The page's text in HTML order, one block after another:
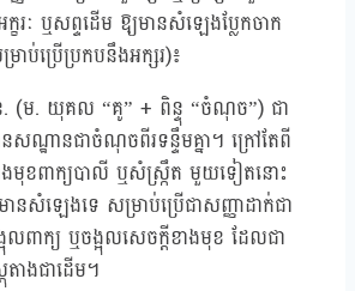
ក្ខរៈ ឬសព្ទដើម ឱ្យមានសំឡេងប្លែកចាក
ប់ប្រើប្រកបនឹងអក្សរ)៖
(ម. យុគល “គូ” + ពិន្ទុ “ចំណុច”) ជា
សណ្ឋានជាចំណុចពីរទន្ទឹមគ្នា។ ក្រៅតែពី
ងមុខពាក្យបាលី ឬសំស្រ្កឹត​ មួយទៀតនោះ
សំឡេងទេ សម្រាប់ប្រើជាសញ្ញាដាក់ជា
លពាក្យ ឬចង្អុលសេចក្តីខាងមុខ ដែលជា
ាងជាដើម។